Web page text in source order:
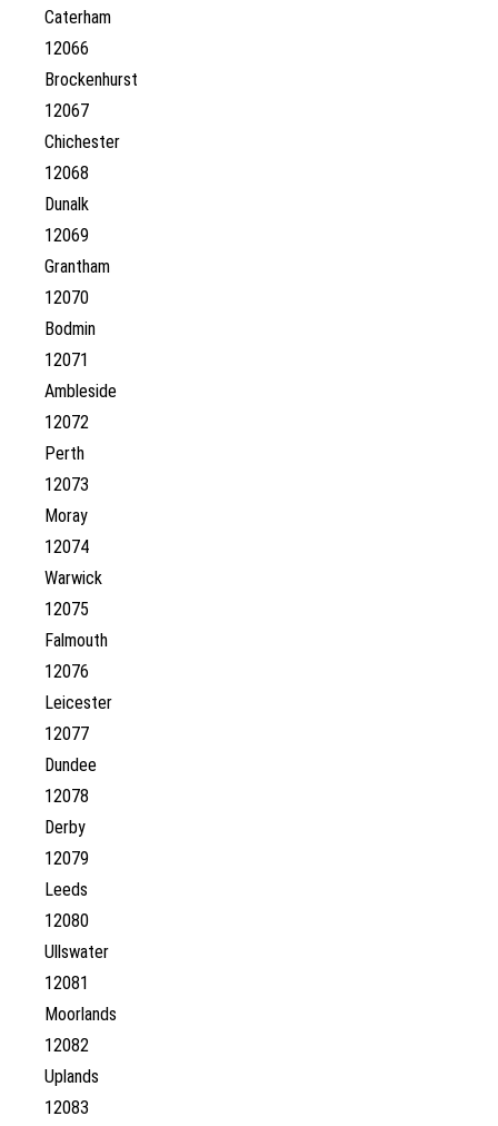
Caterham
12066
Brockenhurst
12067
Chichester
12068
Dunalk
12069
Grantham
12070
Bodmin
12071
Ambleside
12072
Perth
12073
Moray
12074
Warwick
12075
Falmouth
12076
Leicester
12077
Dundee
12078
Derby
12079
Leeds
12080
Ullswater
12081
Moorlands
12082
Uplands
12083